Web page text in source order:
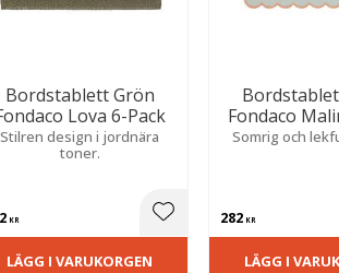
Bordstablett Grön
Lova 6-Pack
Stilren design i jordnära
toner.
KR Lägg till i favoriter
LÄGG I VARUKORGEN
Fondaco
Somrig och
282KR
LÄGG I